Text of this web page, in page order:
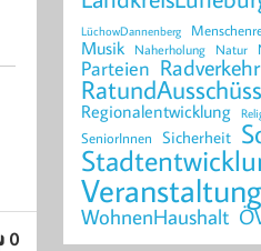
0
LüchowDannenberg
Musik Naherholung Natur
Parteien Radverkehr
Regionalentwicklung
SeniorInnen Sicherheit
WohnenHaushalt